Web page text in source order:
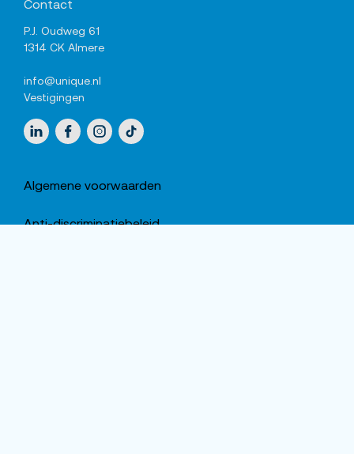
Contact
P.J. Oudweg 61
1314 CK Almere
info@unique.nl
Vestigingen
Sociale media
LinkedInFacebookInstagram
TikTok
Algemene voorwaarden
Anti-discriminatiebeleid